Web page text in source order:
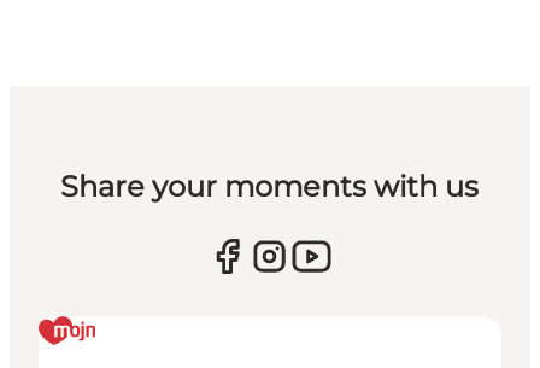
Share your moments with us